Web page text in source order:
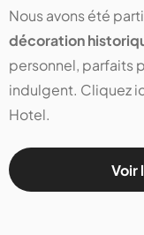
Nous avons été
décoration
personnel, parfaits
indulgent. Cliquez
Hotel.
Voir